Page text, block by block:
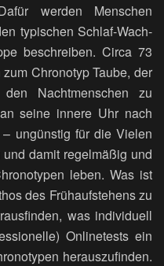
werden Menschen
typischen Schlaf-Wach-
beschreiben. Circa 73
Chronotyp Taube, der
Nachtmenschen zu
seine innere Uhr nach
ungünstig für die Vielen
damit regelmäßig und
leben. Was ist
des Frühaufstehens zu
was individuell
Onlinetests ein
herauszufinden.